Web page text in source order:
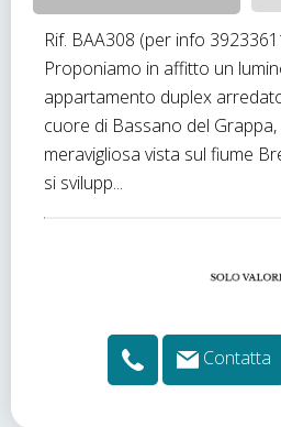
Rif. BAA308 (per info
Proponiamo in affitto un
appartamento duplex
cuore di Bassano del
meravigliosa vista sul fiume
si svilupp...
Contatta